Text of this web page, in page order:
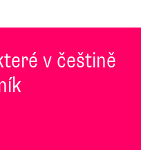
v češtině